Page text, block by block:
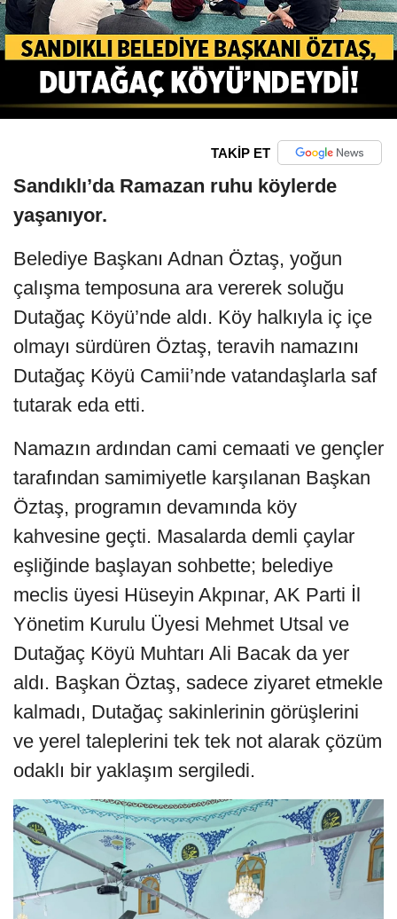
TAKİP ET
Sandıklı’da Ramazan ruhu köylerde
yaşanıyor.
Belediye Başkanı Adnan Öztaş, yoğun
çalışma temposuna ara vererek soluğu
Dutağaç Köyü’nde aldı. Köy halkıyla iç içe
olmayı sürdüren Öztaş, teravih namazını
Dutağaç Köyü Camii’nde vatandaşlarla saf
tutarak eda etti.
Namazın ardından cami cemaati ve gençler
tarafından samimiyetle karşılanan Başkan
Öztaş, programın devamında köy
kahvesine geçti. Masalarda demli çaylar
eşliğinde başlayan sohbette; belediye
meclis üyesi Hüseyin Akpınar, AK Parti İl
Yönetim Kurulu Üyesi Mehmet Utsal ve
Dutağaç Köyü Muhtarı Ali Bacak da yer
aldı. Başkan Öztaş, sadece ziyaret etmekle
kalmadı, Dutağaç sakinlerinin görüşlerini
ve yerel taleplerini tek tek not alarak çözüm
odaklı bir yaklaşım sergiledi.